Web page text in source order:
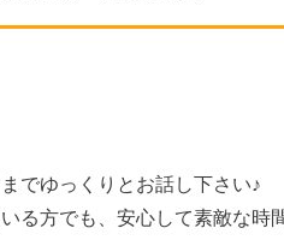
でゆっくりとお話し下さい♪
る方でも、安心して素敵な時